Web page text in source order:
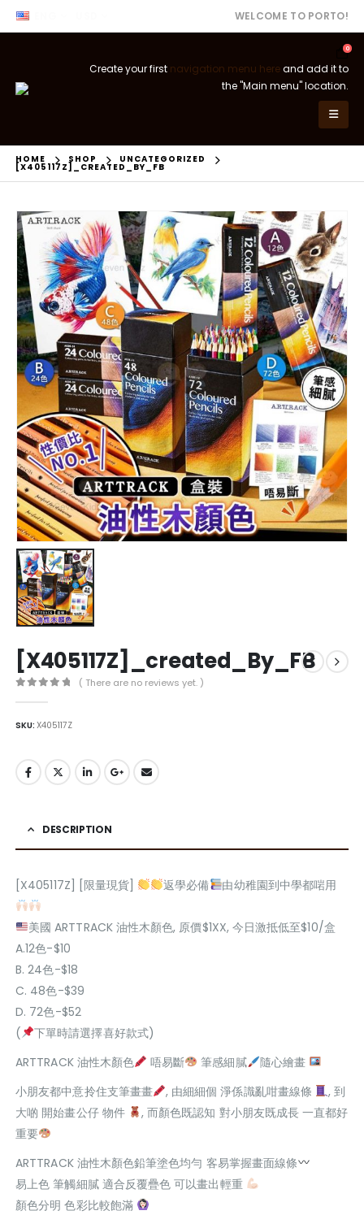
WELCOME TO PORTO!
0
Create your first navigation menu hereand add it to
the "Main menu" location.
HOME SHOP UNCATEGORIZED
[X405117Z]_CREATED_BY_FB
[X405117Z]_created_By_FB
( There are no reviews yet. )
SKU:X405117Z
DESCRIPTION
[X405117Z] [限量現貨] 返學必備 由幼稚園到中學都啱用
美國 ARTTRACK 油性木顏色, 原價$1XX, 今日激抵低至$10/盒
A.12色-$10
B. 24色-$18
C. 48色-$39
D. 72色-$52
(
下單時請選擇喜好款式)
ARTTRACK 油性木顏色
唔易斷 筆感細膩
隨心繪畫
小朋友都中意拎住支筆畫畫
, 由細細個 淨係識亂咁畫線條
, 到
大啲 開始畫公仔 物件
, 而顏色既認知 對小朋友既成長 一直都好
重要
ARTTRACK 油性木顏色鉛筆塗色均勻 客易掌握畫面線條
易上色 筆觸細膩 適合反覆疊色 可以畫出輕重
顏色分明 色彩比較飽滿